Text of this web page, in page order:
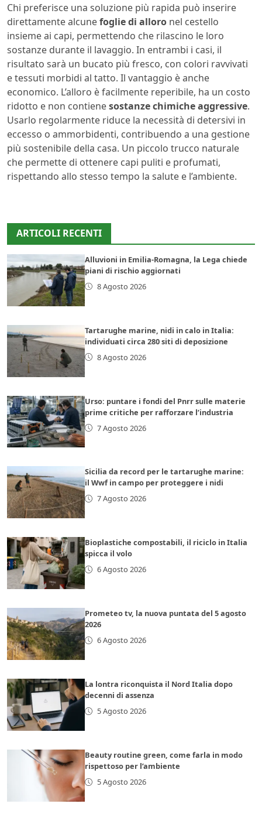
Chi preferisce una soluzione più rapida può inserire
direttamente alcunefoglie di alloro nel cestello
insieme ai capi, permettendo che rilascino le loro
sostanze durante il lavaggio. In entrambi i casi, il
risultato sarà un bucato più fresco, con colori ravvivati
e tessuti morbidi al tatto. Il vantaggio è anche
economico. L’alloro è facilmente reperibile, ha un costo
ridotto e non contienesostanze chimiche aggressive.
Usarlo regolarmente riduce la necessità di detersivi in
eccesso o ammorbidenti, contribuendo a una gestione
più sostenibile della casa. Un piccolo trucco naturale
che permette di ottenere capi puliti e profumati,
rispettando allo stesso tempo la salute e l’ambiente.
ARTICOLI RECENTI
Alluvioni in Emilia-Romagna, la Lega chiede
piani di rischio aggiornati
8 Agosto 2026
Tartarughe marine, nidi in calo in Italia:
individuati circa 280 siti di deposizione
8 Agosto 2026
Urso: puntare i fondi del Pnrr sulle materie
prime critiche per rafforzare l’industria
7 Agosto 2026
Sicilia da record per le tartarughe marine:
il Wwf in campo per proteggere i nidi
7 Agosto 2026
Bioplastiche compostabili, il riciclo in Italia
spicca il volo
6 Agosto 2026
Prometeo tv, la nuova puntata del 5 agosto
2026
6 Agosto 2026
La lontra riconquista il Nord Italia dopo
decenni di assenza
5 Agosto 2026
Beauty routine green, come farla in modo
rispettoso per l’ambiente
5 Agosto 2026